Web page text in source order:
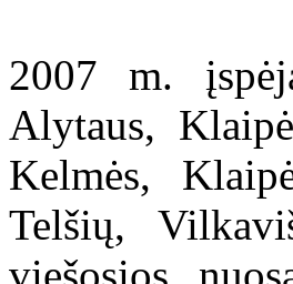
2007 m.
Alytaus,
Kelmės,
Telšių,
viešosios